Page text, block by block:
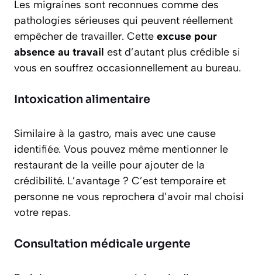
Les migraines sont reconnues comme des
pathologies sérieuses qui peuvent réellement
empêcher de travailler. Cette excuse pour
absence au travail est d’autant plus crédible si
vous en souffrez occasionnellement au bureau.
Intoxication alimentaire
Similaire à la gastro, mais avec une cause
identifiée. Vous pouvez même mentionner le
restaurant de la veille pour ajouter de la
crédibilité. L’avantage ? C’est temporaire et
personne ne vous reprochera d’avoir mal choisi
votre repas.
Consultation médicale urgente